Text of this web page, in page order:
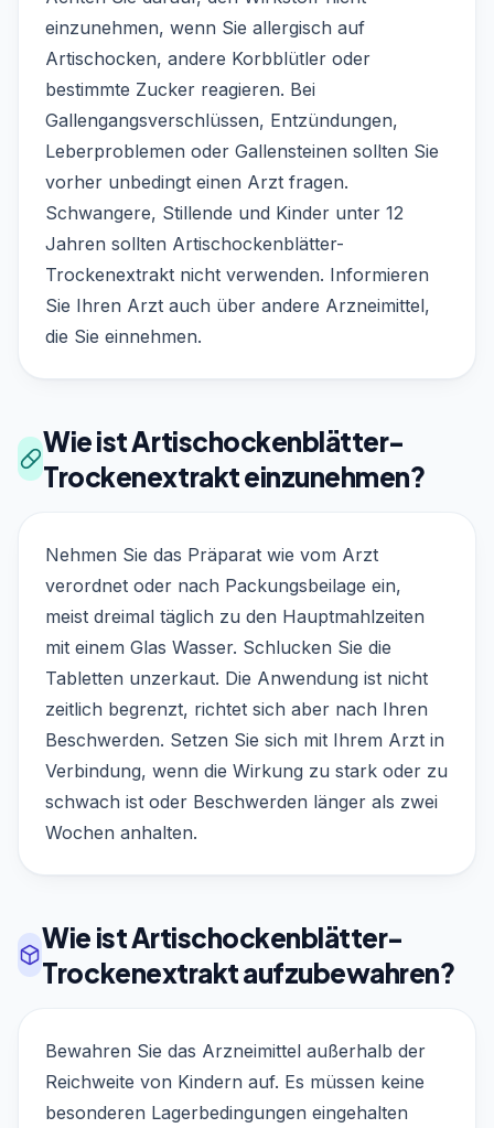
einzunehmen, wenn Sie allergisch auf
Artischocken, andere Korbblütler oder
bestimmte Zucker reagieren. Bei
Gallengangsverschlüssen, Entzündungen,
Leberproblemen oder Gallensteinen sollten Sie
vorher unbedingt einen Arzt fragen.
Schwangere, Stillende und Kinder unter 12
Jahren sollten Artischockenblätter-
Trockenextrakt nicht verwenden. Informieren
Sie Ihren Arzt auch über andere Arzneimittel,
die Sie einnehmen.
Wie ist Artischockenblätter-
Trockenextrakt einzunehmen?
Nehmen Sie das Präparat wie vom Arzt
verordnet oder nach Packungsbeilage ein,
meist dreimal täglich zu den Hauptmahlzeiten
mit einem Glas Wasser. Schlucken Sie die
Tabletten unzerkaut. Die Anwendung ist nicht
zeitlich begrenzt, richtet sich aber nach Ihren
Beschwerden. Setzen Sie sich mit Ihrem Arzt in
Verbindung, wenn die Wirkung zu stark oder zu
schwach ist oder Beschwerden länger als zwei
Wochen anhalten.
Wie ist Artischockenblätter-
Trockenextrakt aufzubewahren?
Bewahren Sie das Arzneimittel außerhalb der
Reichweite von Kindern auf. Es müssen keine
besonderen Lagerbedingungen eingehalten